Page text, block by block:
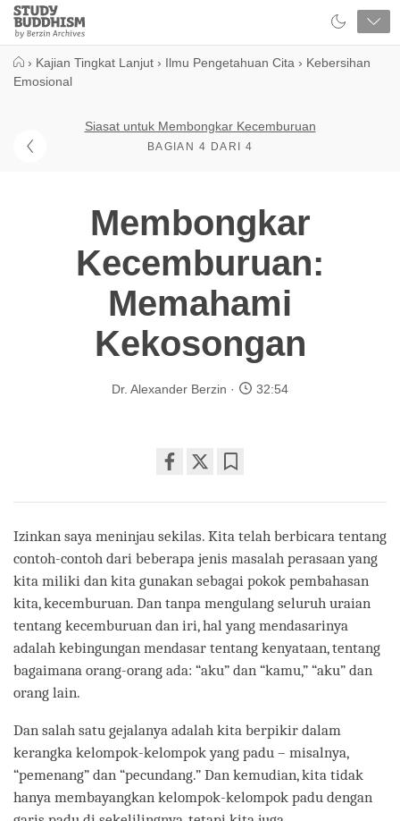
Close
Study
Buddhism
› Kajian Tingkat Lanjut › Ilmu Pengetahuan Cita › Kebersihan
Emosional
Siasat untuk Membongkar Kecemburuan
BAGIAN 4 DARI 4
Membongkar
Kecemburuan:
Memahami
Kekosongan
Dr. Alexander Berzin 32:54
on
facebook
Izinkan saya meninjau sekilas. Kita telah berbicara tentang
contoh-contoh dari beberapa jenis masalah perasaan yang
kita miliki dan kita gunakan sebagai pokok pembahasan
kita, kecemburuan. Dan tanpa mengulang seluruh uraian
tentang kecemburuan dan iri, hal yang mendasarinya
adalah kebingungan mendasar tentang kenyataan, tentang
bagaimana orang-orang ada: “aku” dan “kamu,” “aku” dan
orang lain.
Dan salah satu gejalanya adalah kita berpikir dalam
kerangka kelompok-kelompok yang padu – misalnya,
“pemenang” dan “pecundang.” Dan kemudian, kita tidak
hanya membayangkan kelompok-kelompok padu dengan